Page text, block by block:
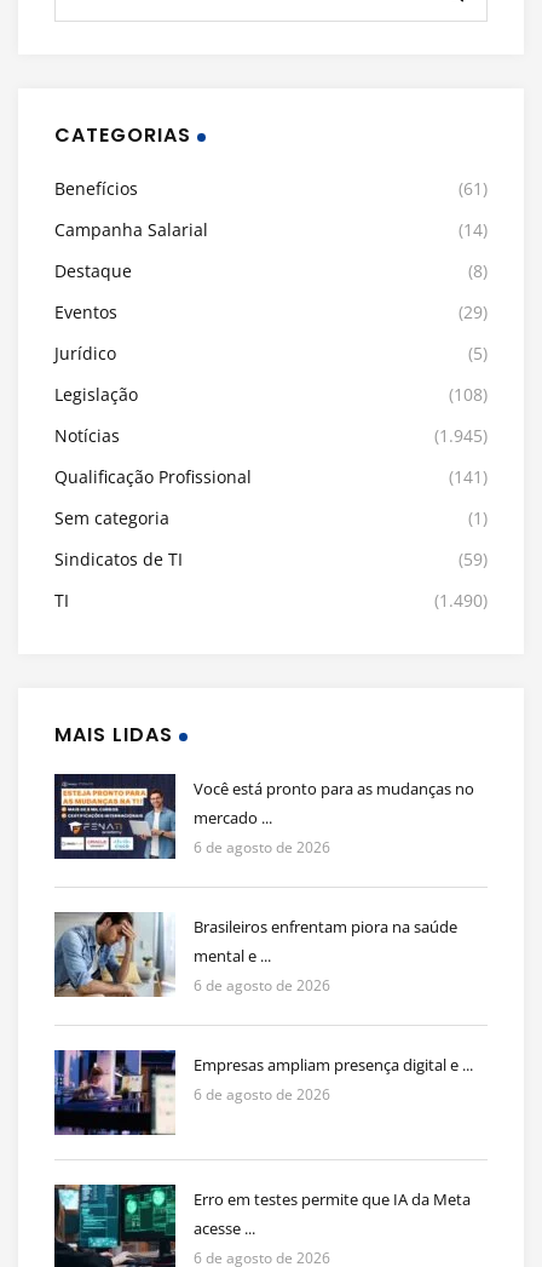
CATEGORIAS
Benefícios
(61)
Campanha Salarial
(14)
Destaque
(8)
Eventos
(29)
Jurídico
(5)
Legislação
(108)
Notícias
(1.945)
Qualificação Profissional
(141)
Sem categoria
(1)
Sindicatos de TI
(59)
TI
(1.490)
MAIS LIDAS
Você está pronto para as mudanças no
mercado ...
6 de agosto de 2026
Brasileiros enfrentam piora na saúde
mental e ...
6 de agosto de 2026
Empresas ampliam presença digital e ...
6 de agosto de 2026
Erro em testes permite que IA da Meta
acesse ...
6 de agosto de 2026